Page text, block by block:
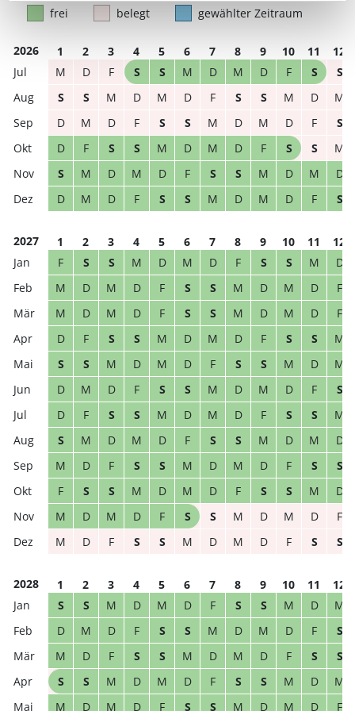
frei belegt gewählter Zeitraum
2026 1 2 3 4 5 6 7 8 9 10 11
12
M
D F S S M D M D F S
S
S
S M D M D F S S M D
M
D
M D F S S M D M D F
S
D
F S S M D M D F S S
M
S
M D M D F S S M D M
D
D
M D F S S M D M D F S
2027 1 2 3 4 5 6 7 8 9 10 11
12
F
S S M D M D F S S M
D
M
D M D F S S M D M D
F
M
D M D F S S M D M D
F
D
F S S M D M D F S S
M
S
S M D M D F S S M D
M
D
M D F S S M D M D F
S
D
F S S M D M D F S S
M
S
M D M D F S S M D M
D
M
D F S S M D M D F S
S
F
S S M D M D F S S M
D
M
D M D F S S M D M D
F
M
D F S S M D M D F S S
2028 1 2 3 4 5 6 7 8 9 10 11
12
S
S M D M D F S S M D
M
D
M D F S S M D M D F
S
M
D F S S M D M D F S
S
S
S M D M D F S S M D
M
M
D M D F S S M D M D F